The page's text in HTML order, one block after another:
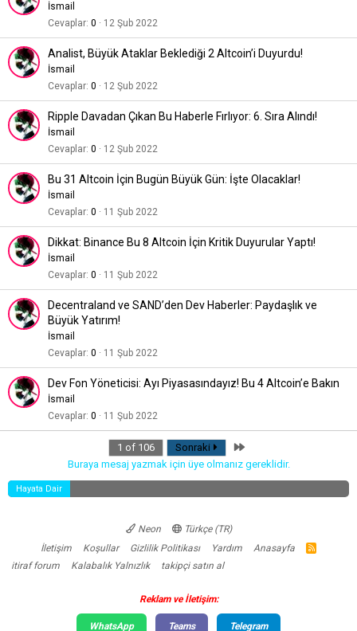
İsmail
Cevaplar 0 12 Şub 2022
Analist, Büyük Ataklar Beklediği 2 Altcoin’i Duyurdu!
İsmail
Cevaplar 0 12 Şub 2022
Ripple Davadan Çıkan Bu Haberle Fırlıyor: 6. Sıra Alındı!
İsmail
Cevaplar 0 12 Şub 2022
Bu 31 Altcoin İçin Bugün Büyük Gün: İşte Olacaklar!
İsmail
Cevaplar 0 11 Şub 2022
Dikkat: Binance Bu 8 Altcoin İçin Kritik Duyurular Yaptı!
İsmail
Cevaplar 0 11 Şub 2022
Decentraland ve SAND’den Dev Haberler: Paydaşlık ve
Büyük Yatırım!
İsmail
Cevaplar 0 11 Şub 2022
Dev Fon Yöneticisi: Ayı Piyasasındayız! Bu 4 Altcoin’e Bakın
İsmail
Cevaplar 0 11 Şub 2022
1 of 106 Sonraki
Last
Buraya mesaj yazmak için üye olmanız gereklidir.
Hayata Dair
Neon
Türkçe (TR)
İletişim
Koşullar Gizlilik Politikası Yardım Anasayfa
R
itiraf forum Kalabalık Yalnızlık takipçi satın al
Reklam ve İletişim:
WhatsApp Teams Telegram